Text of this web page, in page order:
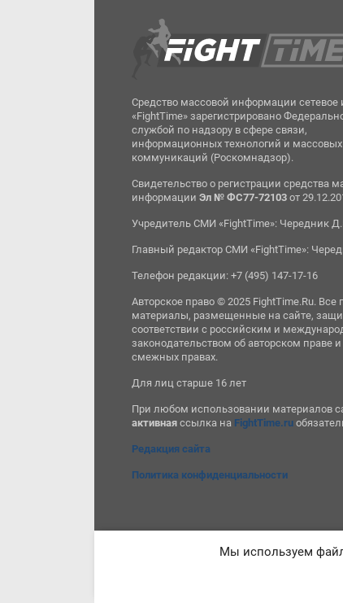
Средство массовой информации сетевое
«FightTime» зарегистрировано
службой по надзору в сфере связи,
информационных технологий и массовых
коммуникаций (Роскомнадзор).
Свидетельство о регистрации средства
информацииЭл № ФС77-72103 от
Учредитель СМИ «FightTime»: Чередник
Главный редактор СМИ «FightTime»:
Телефон редакции: +7 (495) 147-17-16
Авторское право © 2025 FightTime.Ru. Все
материалы, размещенные на сайте,
соответствии с российским и
законодательством об авторском праве и
смежных правах.
Для лиц старше 16 лет
При любом использовании материалов
активная ссылка на FightTime.ru
Редакция сайта
Политика конфиденциальности
Мы используем